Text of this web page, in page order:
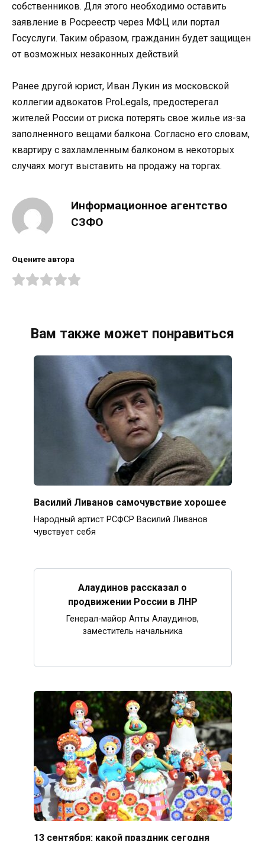
собственников. Для этого необходимо оставить
заявление в Росреестр через МФЦ или портал
Госуслуги. Таким образом, гражданин будет защищен
от возможных незаконных действий.
Ранее другой юрист, Иван Лукин из московской
коллегии адвокатов ProLegals, предостерегал
жителей России от риска потерять свое жилье из-за
заполненного вещами балкона. Согласно его словам,
квартиру с захламленным балконом в некоторых
случаях могут выставить на продажу на торгах.
Информационное агентство
СЗФО
Оцените автора
Вам также может понравиться
Василий Ливанов самочувствие хорошее
Народный артист РСФСР Василий Ливанов
чувствует себя
Алаудинов рассказал о
продвижении России в ЛНР
Генерал-майор Апты Алаудинов,
заместитель начальника
13 сентября: какой праздник сегодня